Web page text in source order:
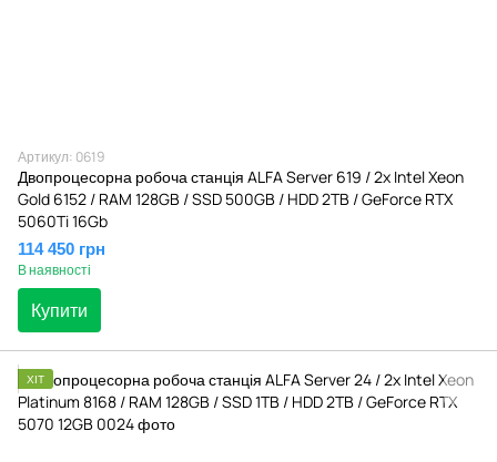
Артикул: 0619
Двопроцесорна робоча станція ALFA Server 619 / 2x Intel Xeon
Gold 6152 / RAM 128GB / SSD 500GB / HDD 2TB / GeForce RTX
5060Ti 16Gb
114 450 грн
В наявності
Купити
ХІТ